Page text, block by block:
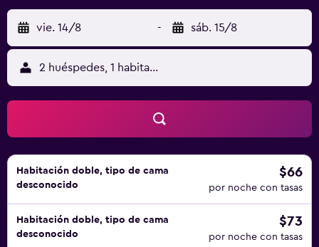
vie. 14/8 - sáb. 15/8
2 huéspedes, 1 habitación
Habitación doble, tipo de cama
desconocido
$66
por noche con tasas
Habitación doble, tipo de cama
desconocido
$73
por noche con tasas